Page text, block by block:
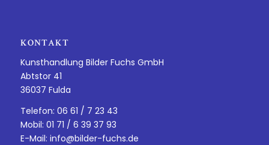
KONTAKT
Kunsthandlung Bilder Fuchs GmbH
Abtstor 41
36037 Fulda
Telefon: 06 61 / 7 23 43
Mobil: 01 71 / 6 39 37 93
E-Mail: info@bilder-fuchs.de